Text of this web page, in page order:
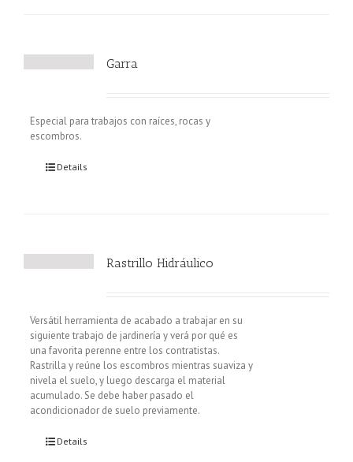
Garra
Especial para trabajos con raíces, rocas y
escombros.
Details
Rastrillo Hidráulico
Versátil herramienta de acabado a trabajar en su
siguiente trabajo de jardinería y verá por qué es
una favorita perenne entre los contratistas.
Rastrilla y reúne los escombros mientras suaviza y
nivela el suelo, y luego descarga el material
acumulado. Se debe haber pasado el
acondicionador de suelo previamente.
Details